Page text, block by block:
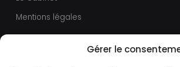
Gérer le
Mentions légales